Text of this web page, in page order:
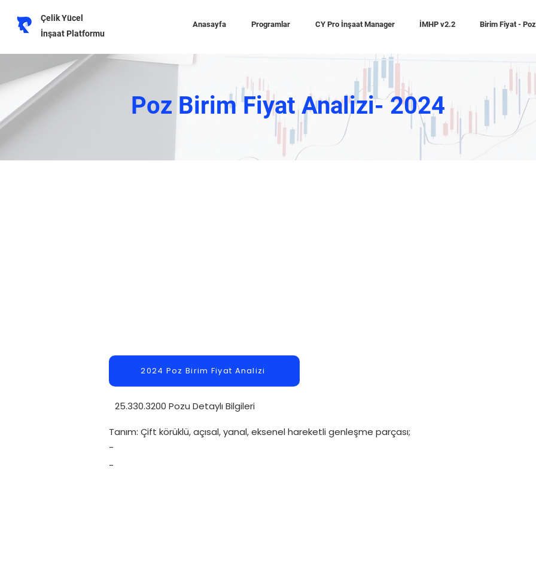
Çelik Yücel
İnşaat Platformu
Anasayfa Programlar CY Pro İnşaat Manager İMHP v2.2 Birim Fiyat - Poz
Poz Birim Fiyat Analizi- 2024
2024 Poz Birim Fiyat Analizi
25.330.3200 Pozu Detaylı Bilgileri
Tanım: Çift körüklü, açısal, yanal, eksenel hareketli genleşme parçası;
-
-